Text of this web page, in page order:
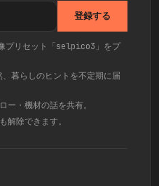
登録する
プリセット「selpico3」をプ
暮らしのヒントを不定期に届
・機材の話を共有。
解除できます。